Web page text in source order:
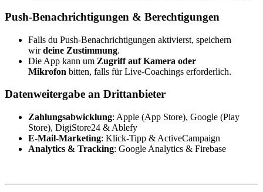
Push-Benachrichtigungen & Berechtigungen
Falls du Push-Benachrichtigungen aktivierst, speichern
wirdeine Zustimmung.
Die App kann um Zugriff auf Kamera oder
Mikrofon bitten, falls für Live-Coachings erforderlich.
Datenweitergabe an Drittanbieter
Zahlungsabwicklung: Apple (App Store), Google (Play
Store), DigiStore24 & Ablefy
E-Mail-Marketing: Klick-Tipp & ActiveCampaign
Analytics & Tracking: Google Analytics & Firebase